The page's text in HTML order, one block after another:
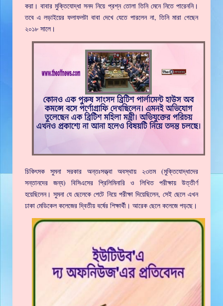
করা। বাবার মুক্তিযোদ্ধা সনদ নিয়ে প্রশ্ন তোলা তিনি মেনে নিতে পারেননি।
তবে এ লড়াইয়ের ফলাফলটা বাবা দেখে যেতে পারলেন না, তিনি মারা গেছেন
২০১৮ সালে।
চিকিৎসক সুমনা সরকার অন্তঃসত্ত্বা অবস্থায় ২৩তম (মুক্তিযোদ্ধাদের
সন্তানদের জন্য) বিসিএসের প্রিলিমিনারি ও লিখিত পরীক্ষায় উত্তীর্ণ
হয়েছিলেন। সুমনা যে ছেলেকে পেটে নিয়ে পরীক্ষা দিয়েছিলেন, সেই ছেলে এখন
ঢাকা মেডিকেল কলেজের দ্বিতীয় বর্ষের শিক্ষার্থী। আরেক ছেলে কলেজে পড়ছে।